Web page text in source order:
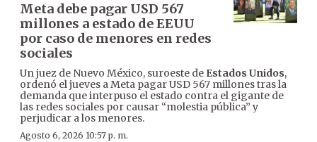
Meta debe pagar USD 567
millones a estado de EEUU
por caso de menores en redes
sociales
Un juez de Nuevo México, suroeste de Estados Unidos,
ordenó el jueves a Meta pagar USD 567 millones tras la
demanda que interpuso el estado contra el gigante de
las redes sociales por causar “molestia pública” y
perjudicar a los menores.
Agosto 6, 2026 10:57 p. m.